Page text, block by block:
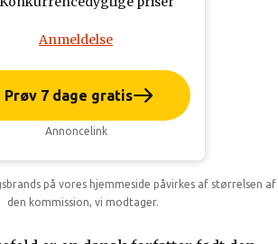
Anmeldelse
Prøv 7 dage gratis
Annoncelink
på vores hjemmeside påvirkes af størrelsen af
den kommission, vi modtager.